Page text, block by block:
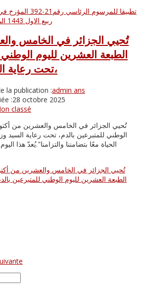
ربيع الاول 1443 الموافق ل 16 اكتوبر 2021
تُحيي الجزائر في الخامس
الطبعة العشرين لليوم الوطني
تحت رعاية السيد وزير الصحة،
la publication :admin ans
:28 octobre 2025
classé
تُحيي الجزائر في الخامس والعشرين من
الوطني للمتبرعين بالدم، تحت رعاية السيد
الحياة معًا بتضامننا والتزامنا".يُعدّ هذا
تُحيي الجزائر في الخامس والعشرين من
الطبعة العشرين لليوم الوطني للمتبرعين